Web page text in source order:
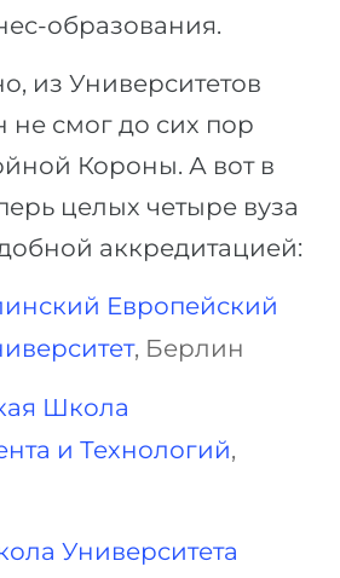
образования.
из Университетов
смог до сих пор
Короны. А вот в
целых четыре вуза
аккредитацией:
Европейский
, Берлин
Школа
и Технологий,
Университета